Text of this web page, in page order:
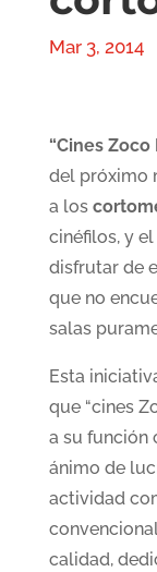
Mar 3, 2014
“Cines Zoco
del próximo
a los
cinéfilos, y
disfrutar de
que no
salas
Esta
que “cines
a su función
ánimo de
actividad
calidad,